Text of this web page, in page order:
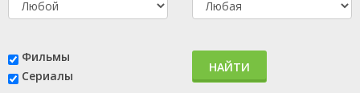
Фильмы
Сериалы
НАЙТИ